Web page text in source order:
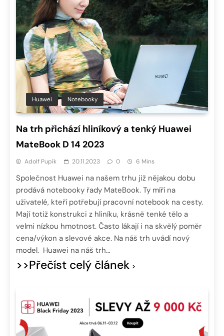
Huawei Notebooky
Na trh přichází hliníkový a tenký Huawei
MateBook D 14 2023
Adolf Pupík 20.11.2023 0 6 Mins
Společnost Huawei na našem trhu již nějakou dobu
prodává notebooky řady MateBook. Ty míří na
uživatelé, kteří potřebují pracovní notebook na cesty.
Mají totiž konstrukci z hliníku, krásně tenké tělo a
velmi nízkou hmotnost. Často lákají i na skvělý poměr
cena/výkon a slevové akce. Na náš trh uvádí nový
model. Huawei na náš trh…
>>Přečíst celý článek